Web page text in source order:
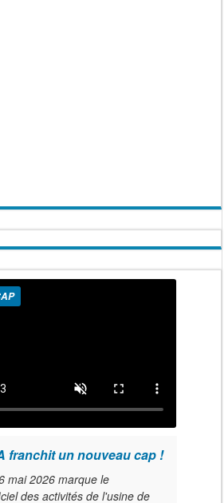
franchit un nouveau cap !
mai 2026 marque le
des activités de l'usine de